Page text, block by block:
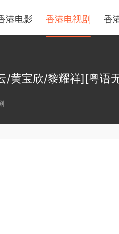
港电影 香港电视剧 香
黄宝欣/黎耀祥][粤语